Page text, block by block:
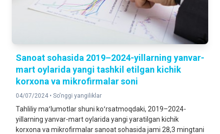
Sanoat sohasida 2019–2024-yillarning yanvar-
mart oylarida yangi tashkil etilgan kichik
korxona va mikrofirmalar soni
04/07/2024 • So'nggi yangiliklar
Tahliliy maʻlumotlar shuni koʻrsatmoqdaki, 2019–2024-
yillarning yanvar-mart oylarida yangi yaratilgan kichik
korxona va mikrofirmalar sanoat sohasida jami 28,3 mingtani